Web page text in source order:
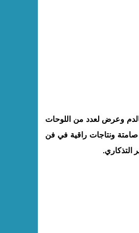
وعرض لعدد من اللوحات
صامتة ونتاجات راقية في فن
التذكاري.